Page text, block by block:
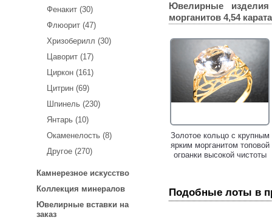
Фенакит (30)
Флюорит (47)
Хризоберилл (30)
Цаворит (17)
Циркон (161)
Цитрин (69)
Шпинель (230)
Янтарь (10)
Окаменелость (8)
Другое (270)
Камнерезное искусство
Коллекция минералов
Ювелирные вставки на
заказ
Ювелирные
морганитов 4,54 карата
Яркое коктейльное золотое
морганитом 49,21 карата и
Золотое кольцо с крупным
ярким морганитом топовой
огранки высокой чистоты
Подобные лоты в